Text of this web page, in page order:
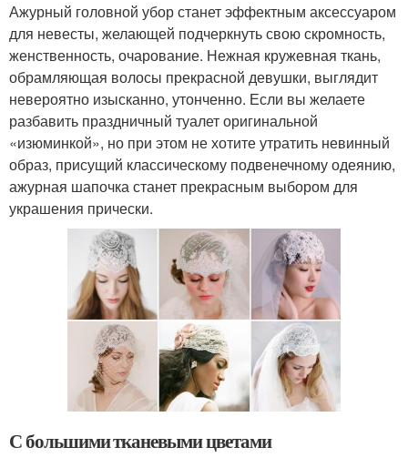
Ажурный головной убор станет эффектным аксессуаром
для невесты, желающей подчеркнуть свою скромность,
женственность, очарование. Нежная кружевная ткань,
обрамляющая волосы прекрасной девушки, выглядит
невероятно изысканно, утонченно. Если вы желаете
разбавить праздничный туалет оригинальной
«изюминкой», но при этом не хотите утратить невинный
образ, присущий классическому подвенечному одеянию,
ажурная шапочка станет прекрасным выбором для
украшения прически.
С большими тканевыми цветами